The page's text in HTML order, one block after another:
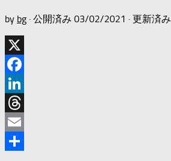
by bg · 公開済み 03/02/2021 · 更新済み
X
Facebook
LinkedIn
Threads
Email